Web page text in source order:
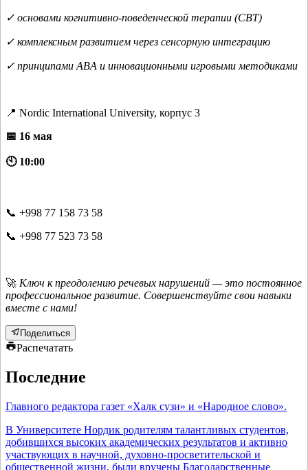
✓ основами когнитивно-поведенческой терапии (CBT)
✓ комплексным развитием через сенсорную интеграцию
✓ принципами ABA и инновационными игровыми методиками
📍 Nordic International University, корпус 3
📅 16 мая
🕙 10:00
📞 +998 77 158 73 58
📞 +998 77 523 73 58
🚀 Ключ к преодолению речевых нарушений — это постоянное
профессиональное развитие. Совершенствуйте свои навыки
вместе с нами!
Поделиться
Распечатать
Последние
Главного редактора газет «Халк сузи» и «Народное слово».
В Университете Нордик родителям талантливых студентов,
добившихся высоких академических результатов и активно
участвующих в научной, духовно-просветительской и
общественной жизни, были вручены Благодарственные